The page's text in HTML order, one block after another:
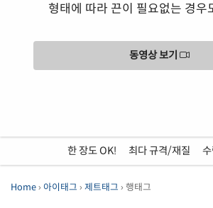
형태에 따라 끈이 필요없는 경우
동영상 보기
한 장도 OK! 최다 규격/재질
Home› 아이태그 › 제트태그 › 행태그